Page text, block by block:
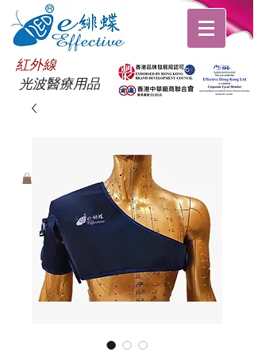
紅外線
光波醫療用品